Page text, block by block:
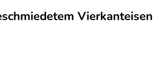
Vierkanteisen